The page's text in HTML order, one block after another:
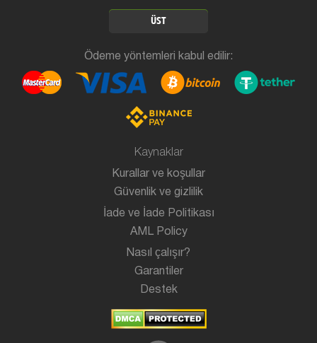
Ödeme yöntemleri kabul edilir:
ÜST
Kaynaklar
Kurallar ve koşullar
Güvenlik ve gizlilik
İade ve İade Politikası
AML Policy
Nasıl çalışır?
Garantiler
Destek